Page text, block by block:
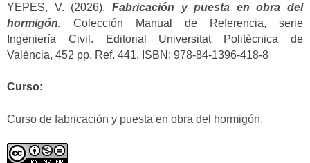
YEPES, V. (2026). Fabricación y puesta en obra del
hormigón. Colección Manual de Referencia, serie
Ingeniería Civil. Editorial Universitat Politècnica de
València, 452 pp. Ref. 441. ISBN: 978-84-1396-418-8
Curso:
Curso de fabricación y puesta en obra del hormigón.